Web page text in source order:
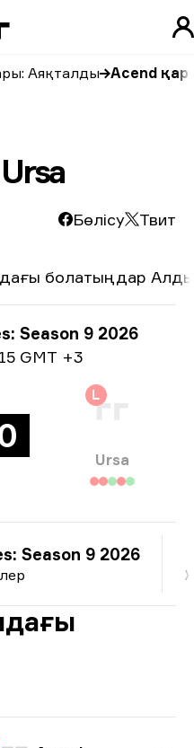
Аяқталды Acend
Бөлісу Твит
болатыңдар
Season 9 2026
GMT +3
L
Ursa
Season 9 2026